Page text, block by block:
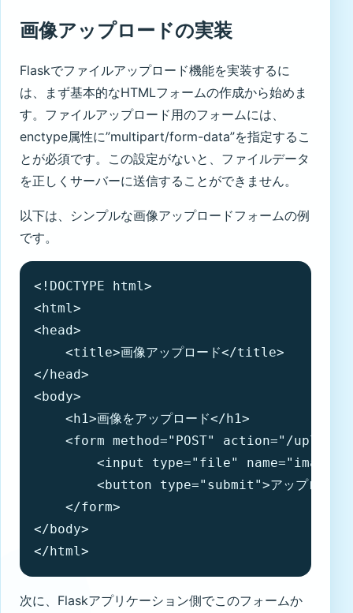
画像アップロードの実装
Flaskでファイルアップロード機能を実装するに
は、まず基本的なHTMLフォームの作成から始めま
す。ファイルアップロード用のフォームには、
enctype属性に”multipart/form-data”を指定するこ
とが必須です。この設定がないと、ファイルデータ
を正しくサーバーに送信することができません。
以下は、シンプルな画像アップロードフォームの例
です。
<!DOCTYPE html>
<html>
<head>
    <title>画像アップロード</title>
</head>
<body>
    <h1>画像をアップロード</h1>
<form method="POST" action="/
<input type="file" name="image"
<button type="submit">アップロー
    </form>
</body>
</html>
次に、Flaskアプリケーション側でこのフォームか